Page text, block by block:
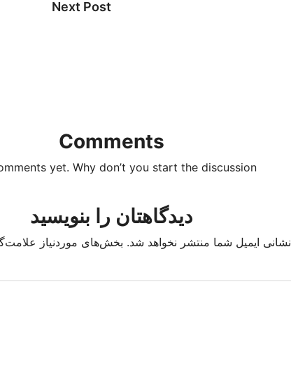
Next Post
Comments
yet. Why don’t you start the discussion?
دیدگاهتان را بنویسید
نشانی ایمیل شما منتشر نخواهد شد. بخش‌های موردنیاز